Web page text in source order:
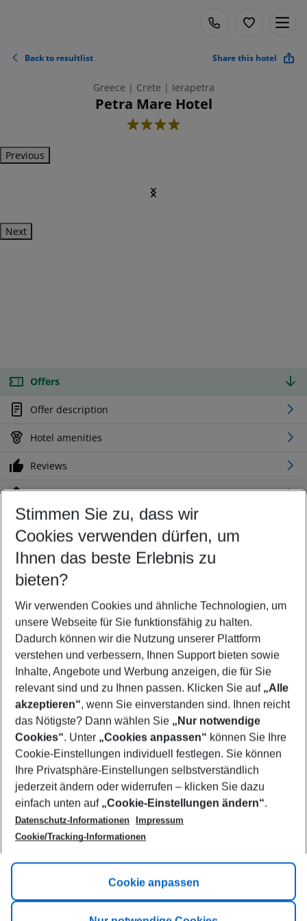
Back to resultlist Share this hotel
Greece | Crete | Ierapetra
Petra Mare Hotel
4
Previous
Next
Offers
Offer description
Hotel amenities
Reviews
Location
Customize your offer
Find the perfect deal which suits your best
Your departure airport
Any airport
Select your date range
10/08/26–08/08/27 5-8 nights
Who will travel
2 adults No children
Show more filter
Footer
Footer navigation
Title A
Link A
Stimmen Sie zu, dass wir
Cookies verwenden dürfen, um
Ihnen das beste Erlebnis zu
bieten?
Wir verwenden Cookies und ähnliche Technologien, um
unsere Webseite für Sie funktionsfähig zu halten.
Dadurch können wir die Nutzung unserer Plattform
verstehen und verbessern, Ihnen Support bieten sowie
Inhalte, Angebote und Werbung anzeigen, die für Sie
relevant sind und zu Ihnen passen. Klicken Sie auf „Alle
akzeptieren“, wenn Sie einverstanden sind. Ihnen reicht
das Nötigste? Dann wählen Sie „Nur notwendige
Cookies“. Unter „Cookies anpassen“ können Sie Ihre
Cookie-Einstellungen individuell festlegen. Sie können
Ihre Privatsphäre-Einstellungen selbstverständlich
jederzeit ändern oder widerrufen – klicken Sie dazu
einfach unten auf „Cookie-Einstellungen ändern“.
Datenschutz-Informationen
Impressum
Cookie/Tracking-Informationen
Cookie anpassen